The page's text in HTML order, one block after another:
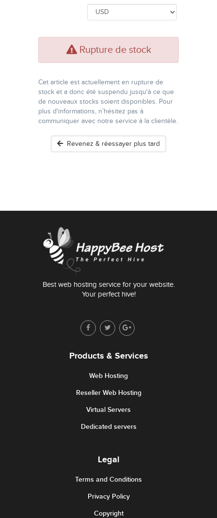
Rupture de stock
Cet article est actuellement en rupture de
stock et a donc été suspendu jusqu'à ce que
de nouveaux stocks soient disponibles. Pour
plus d'informations, n’hésitez pas à
communiquer avec notre service à la clientèle.
Revenez & réessayer plus tard
Best web hosting service for your website.
Your perfect hive!
Products & Services
Web Hosting
Reseller Web Hosting
Virtual Servers
Dedicated servers
Legal
Terms and Conditions
Privacy Policy
Copyright